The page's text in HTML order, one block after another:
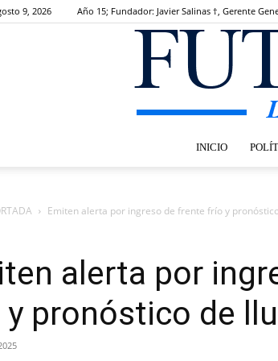
9, 2026 Año 15; Fundador: Javier Salinas †, Gerente
INICIO
Emiten alerta por ingreso de frente frío y
alerta por
pronóstico de